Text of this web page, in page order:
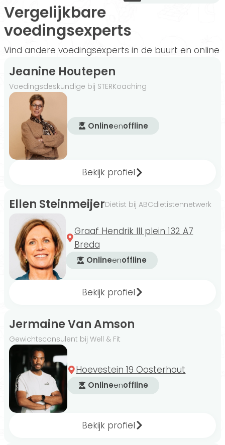
Vergelijkbare
voedingsexperts
Vind andere voedingsexperts in de buurt en online
Jeanine Houtepen
Voedingsdeskundige bij STERKoaching
Onlineenoffline
Bekijk profiel
Ellen SteinmeijerDiëtist bij ABCdietistennetwerk
Graaf Hendrik III plein 132 A7
Breda
Onlineenoffline
Bekijk profiel
Jermaine Van Amson
Gewichtsconsulent bij Well & Fit
Hoevestein 19 Oosterhout
Onlineenoffline
Bekijk profiel